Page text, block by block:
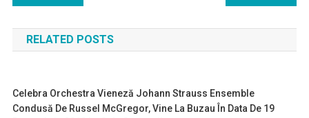
în
articole
RELATED POSTS
Celebra Orchestra Vieneză Johann Strauss Ensemble
Condusă De Russel McGregor, Vine La Buzau În Data De 19